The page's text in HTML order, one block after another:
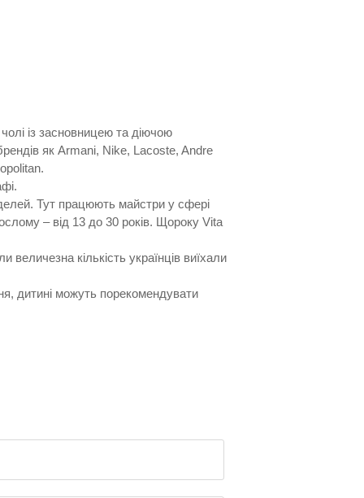
із засновницею та діючою
як Armani, Nike, Lacoste, Andre
Тут працюють майстри у сфері
– від 13 до 30 років. Щороку Vita
кількість українців виїхали
дитині можуть порекомендувати